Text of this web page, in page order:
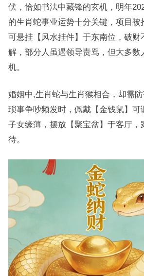
伏，恰如书法中藏锋的玄机，明年
的生肖蛇事业运势十分关键，项目被
可悬挂【风水挂件】于东南位，破财
解，部分人虽遇领导责骂，但大多数
机。
婚姻中,生肖蛇与生肖猴相合，却需防
琐事争吵频发时，佩戴【金钱鼠】可
子女缘薄，摆放【聚宝盆】于客厅，
待。